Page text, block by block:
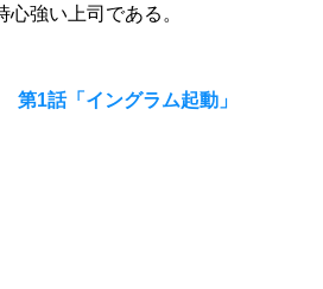
強い上司である。
1話「イングラム起動」